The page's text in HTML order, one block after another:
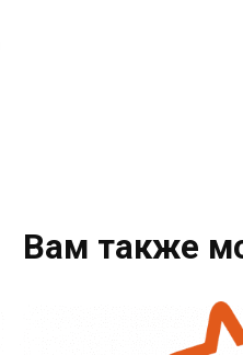
Вам также